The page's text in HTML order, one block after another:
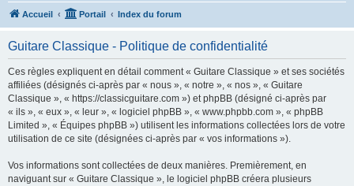
Accueil Portail Index du forum
Guitare Classique - Politique de confidentialité
Ces règles expliquent en détail comment « Guitare Classique » et ses sociétés
affiliées (désignés ci-après par « nous », « notre », « nos », « Guitare
Classique », « https://classicguitare.com ») et phpBB (désigné ci-après par
« ils », « eux », « leur », « logiciel phpBB », « www.phpbb.com », « phpBB
Limited », « Équipes phpBB ») utilisent les informations collectées lors de votre
utilisation de ce site (désignées ci-après par « vos informations »).
Vos informations sont collectées de deux manières. Premièrement, en
naviguant sur « Guitare Classique », le logiciel phpBB créera plusieurs